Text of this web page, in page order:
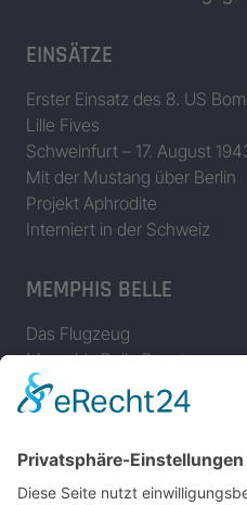
EINSÄTZE
Erster Einsatz des 8. US
Lille Fives
Schweinfurt – 17. August
Mit der Mustang über Berlin
Projekt Aphrodite
Interniert in der Schweiz
MEMPHIS BELLE
Das Flugzeug
Memphis Belle Besatzung
Einsätze der Memphis Belle
Memphis Belle – Original
The Memphis Belle – The